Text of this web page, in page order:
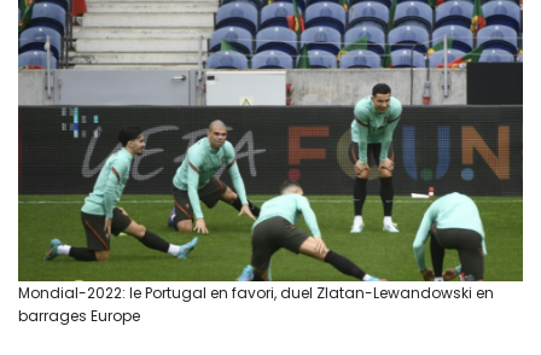
Mondial-2022: le Portugal en favori, duel Zlatan-Lewandowski en
barrages Europe